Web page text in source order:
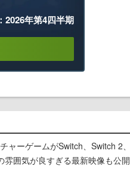
2026年第4四半期
ーゲームがSwitch、Switch 2、
囲気が良すぎる最新映像も公開